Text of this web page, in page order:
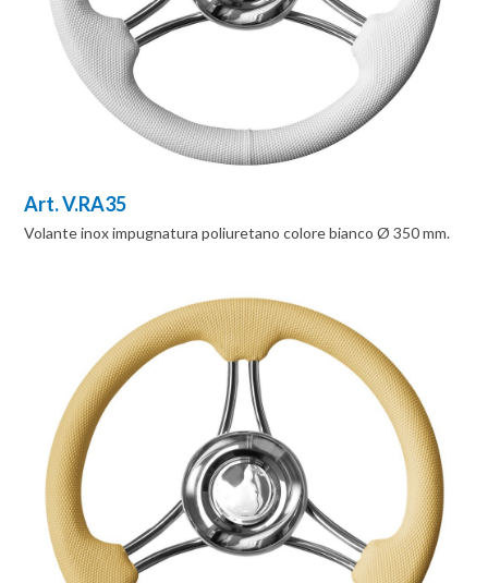
Art. V.RA35
Volante inox impugnatura poliuretano colore bianco Ø 350 mm.